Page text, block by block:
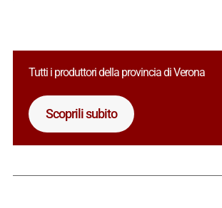
Tutti i produttori della provincia di Verona
Scoprili subito